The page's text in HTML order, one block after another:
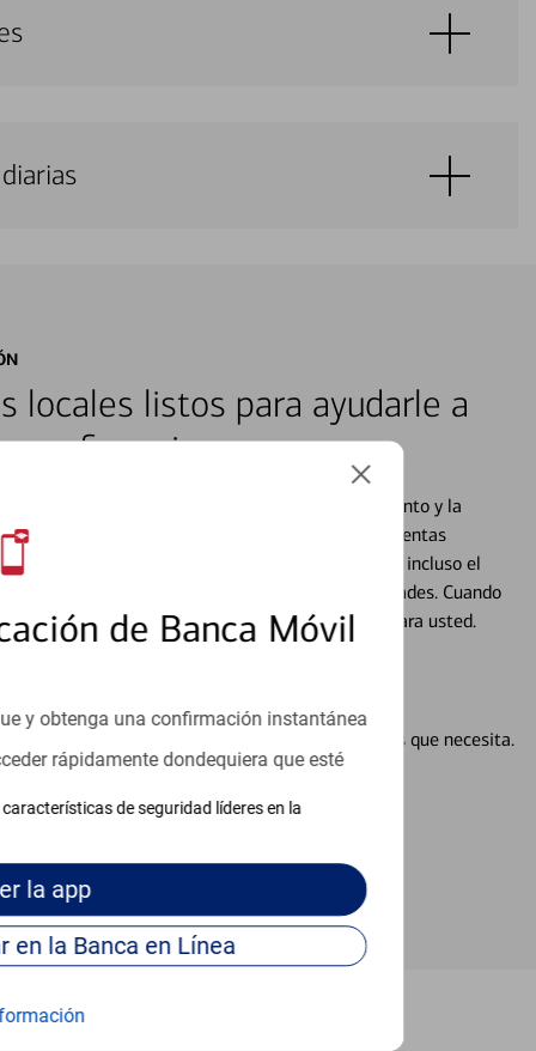
de Banca Móvil
y obtenga una confirmación instantánea
rápidamente dondequiera que esté
de seguridad líderes en la
la app
Continúe para entrar en la Banca en Línea
locales listos para ayudarle a
financieras
que se centran en proporcionar el asesoramiento y la
situación en su vida financiera. Desde sus cuentas
grandes compras, la planificación para su futuro, e incluso el
su futuro se mueve de acuerdo con sus necesidades. Cuando
con usted en un momento que sea adecuado para usted.
línea puede ayudar a proporcionar las respuestas que necesita.
línea